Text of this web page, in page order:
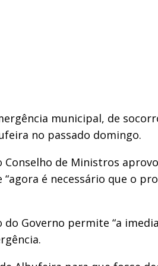
municipal, de
no passado domingo.
de Ministros
é necessário que o
Governo permite “a